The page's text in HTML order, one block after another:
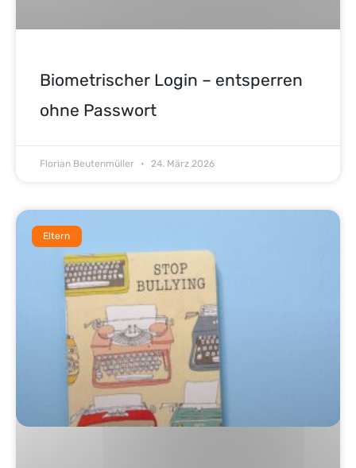
Biometrischer Login – entsperren
ohne Passwort
Florian Beutenmüller 24. März 2026
Eltern